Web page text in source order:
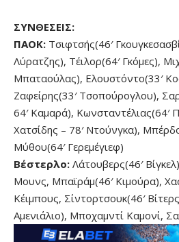
ΣΥΝΘΕΣΕΙΣ:
ΠΑΟΚ: Τσιφτσής(46′
Λύρατζης), Τέιλορ(64′ Γκόμες),
Μπαταούλας), Ελουστόντο(33′
Ζαφείρης(33′ Τσοπούρογλου),
64′ Καμαρά), Κωνσταντέλιας(64′
Χατσίδης – 78′ Ντούνγκα),
Μύθου(64′ Γερεμέγιεφ)
Βέστερλο: Λάτουβερς(46′
Μουνς, Μπαϊράμ(46′ Κιμούρα),
Κέιμπους, Σίντορτσουκ(46′
Αμενιάλιο), Μποχαμντί Καμονί,